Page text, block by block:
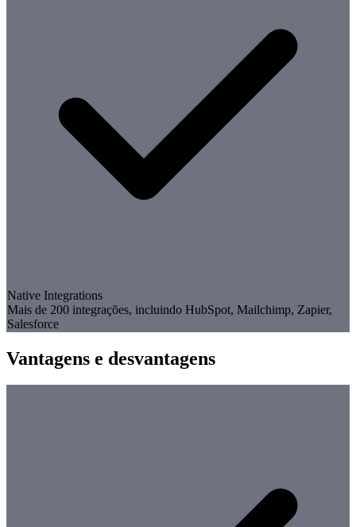
Native Integrations
Mais de 200 integrações, incluindo HubSpot, Mailchimp, Zapier,
Salesforce
Vantagens e desvantagens